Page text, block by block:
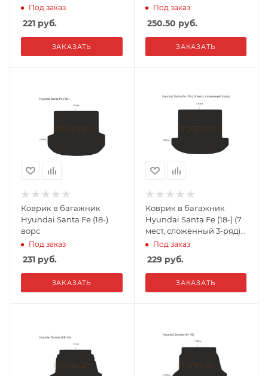
Под заказ
221 руб.
ЗАКАЗАТЬ
ряд) ворс
Под заказ
250.50 руб.
ЗАКАЗАТЬ
Коврик в багажник
Hyundai Santa Fe (18-)
ворс
Под заказ
231 руб.
ЗАКАЗАТЬ
Коврик в багажник
Hyundai Santa Fe (18-) (7
мест, сложенный 3-ряд)
ворсПод заказ
229руб.
ЗАКАЗАТЬ